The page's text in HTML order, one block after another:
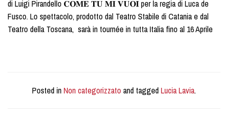
di Luigi Pirandello 𝐂𝐎𝐌𝐄 𝐓𝐔 𝐌𝐈 𝐕𝐔𝐎𝐈 per la regia di Luca de
Fusco. Lo spettacolo, prodotto dal Teatro Stabile di Catania e dal
Teatro della Toscana, sarà in tournée in tutta Italia fino al 16 Aprile
Posted inNon categorizzato and taggedLucia Lavia.